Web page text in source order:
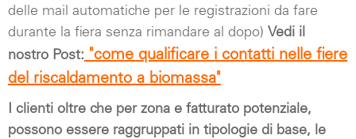
delle mail automatiche per le registrazioni da fare
durante la fiera senza rimandare al dopo) Vedi il
nostro Post: "come qualificare i contatti nelle fiere
del riscaldamento a biomassa"
I clienti oltre che per zona e fatturato potenziale,
possono essere raggruppati in tipologie di base, le